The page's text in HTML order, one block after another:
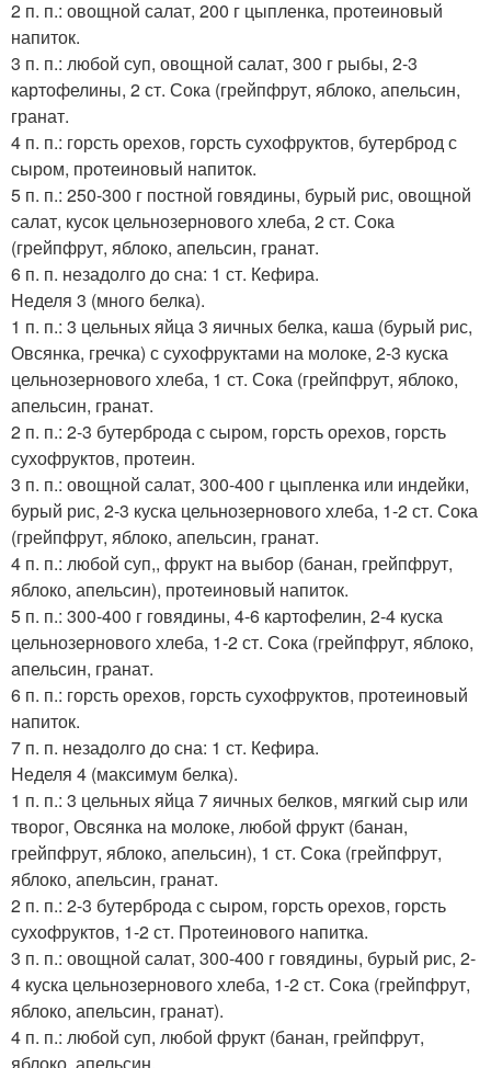
2 п. п.: овощной салат, 200 г цыпленка, протеиновый
напиток.
3 п. п.: любой суп, овощной салат, 300 г рыбы, 2-3
картофелины, 2 ст. Сока (грейпфрут, яблоко, апельсин,
гранат.
4 п. п.: горсть орехов, горсть сухофруктов, бутерброд с
сыром, протеиновый напиток.
5 п. п.: 250-300 г постной говядины, бурый рис, овощной
салат, кусок цельнозернового хлеба, 2 ст. Сока
(грейпфрут, яблоко, апельсин, гранат.
6 п. п. незадолго до сна: 1 ст. Кефира.
Неделя 3 (много белка).
1 п. п.: 3 цельных яйца 3 яичных белка, каша (бурый рис,
Овсянка, гречка) с сухофруктами на молоке, 2-3 куска
цельнозернового хлеба, 1 ст. Сока (грейпфрут, яблоко,
апельсин, гранат.
2 п. п.: 2-3 бутерброда с сыром, горсть орехов, горсть
сухофруктов, протеин.
3 п. п.: овощной салат, 300-400 г цыпленка или индейки,
бурый рис, 2-3 куска цельнозернового хлеба, 1-2 ст. Сока
(грейпфрут, яблоко, апельсин, гранат.
4 п. п.: любой суп,, фрукт на выбор (банан, грейпфрут,
яблоко, апельсин), протеиновый напиток.
5 п. п.: 300-400 г говядины, 4-6 картофелин, 2-4 куска
цельнозернового хлеба, 1-2 ст. Сока (грейпфрут, яблоко,
апельсин, гранат.
6 п. п.: горсть орехов, горсть сухофруктов, протеиновый
напиток.
7 п. п. незадолго до сна: 1 ст. Кефира.
Неделя 4 (максимум белка).
1 п. п.: 3 цельных яйца 7 яичных белков, мягкий сыр или
творог, Овсянка на молоке, любой фрукт (банан,
грейпфрут, яблоко, апельсин), 1 ст. Сока (грейпфрут,
яблоко, апельсин, гранат.
2 п. п.: 2-3 бутерброда с сыром, горсть орехов, горсть
сухофруктов, 1-2 ст. Протеинового напитка.
3 п. п.: овощной салат, 300-400 г говядины, бурый рис, 2-
4 куска цельнозернового хлеба, 1-2 ст. Сока (грейпфрут,
яблоко, апельсин, гранат).
4 п. п.: любой суп, любой фрукт (банан, грейпфрут,